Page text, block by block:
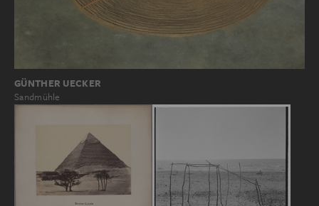
GÜNTHER UECKER
Sandmühle